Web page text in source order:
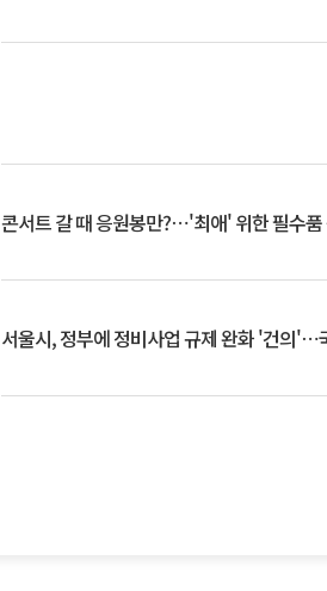
콘서트 갈 때 응원봉만?⋯'최애' 위한 필수
서울시, 정부에 정비사업 규제 완화 '건의